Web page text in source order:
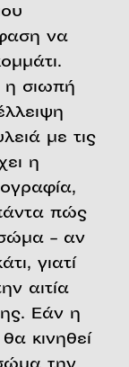
να
η σιωπή
με τις
η
πώς
– αν
γιατί
αιτία
Εάν η
κινηθεί